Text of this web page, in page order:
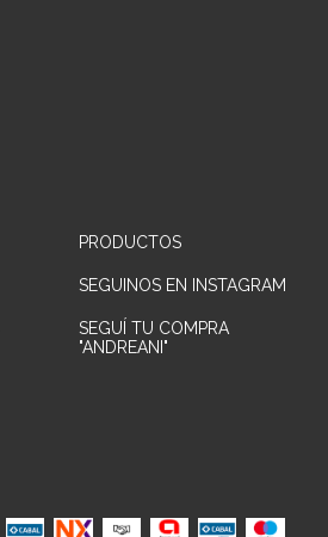
PRODUCTOS
SEGUINOS EN INSTAGRAM
SEGUÍ TU COMPRA
"ANDREANI"